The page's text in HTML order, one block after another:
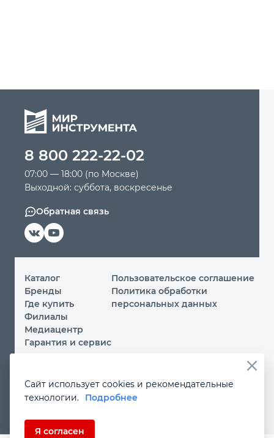
8 800 222-22-02
07:00 — 18:00 (по Москве)
Выходной: суббота, воскресенье
Обратная связь
Каталог
Бренды
Где купить
Филиалы
Медиацентр
Гарантия и сервис
Пользовательское соглашение
Политика обработки
персональных данных
Вы принимаете условияполитики обработки
персональных данныхипользовательского соглашения
данные в любой форме на сайте
Если Вы не даете согласия на обработку своих
Сайт использует cookies и рекомендательные
технологии.
Подробнее
Я согласен